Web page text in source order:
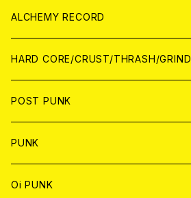
PATCH
アナログ
DIGITAL CONTENTS
ALCHEMY RECORD
CD
ANALOG
HARD CORE/CRUST/THRASH/GRIND
JAPAN
CD
ANALOG
WORLD
CD
POST PUNK
CD
JAPAN
ANALOG
PUNK
JAPAN
Oi PUNK